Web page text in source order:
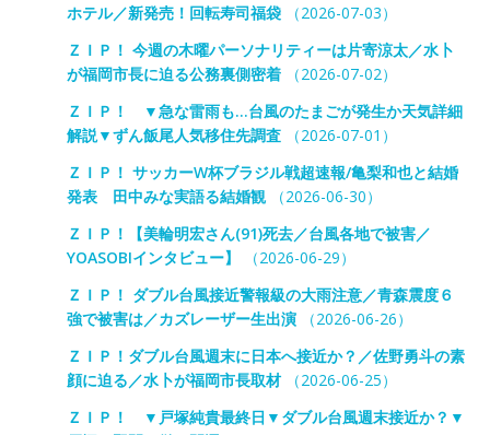
ホテル／新発売！回転寿司福袋（2026-07-03）
ＺＩＰ！ 今週の木曜パーソナリティーは片寄涼太／水卜
が福岡市長に迫る公務裏側密着（2026-07-02）
ＺＩＰ！ ▼急な雷雨も…台風のたまごが発生か天気詳細
解説▼ずん飯尾人気移住先調査（2026-07-01）
ＺＩＰ！ サッカーW杯ブラジル戦超速報/亀梨和也と結婚
発表 田中みな実語る結婚観（2026-06-30）
ＺＩＰ！【美輪明宏さん(91)死去／台風各地で被害／
YOASOBIインタビュー】
（2026-06-29）
ＺＩＰ！ ダブル台風接近警報級の大雨注意／青森震度６
強で被害は／カズレーザー生出演（2026-06-26）
ＺＩＰ！ダブル台風週末に日本へ接近か？／佐野勇斗の素
顔に迫る／水卜が福岡市長取材（2026-06-25）
ＺＩＰ！ ▼戸塚純貴最終日▼ダブル台風週末接近か？▼